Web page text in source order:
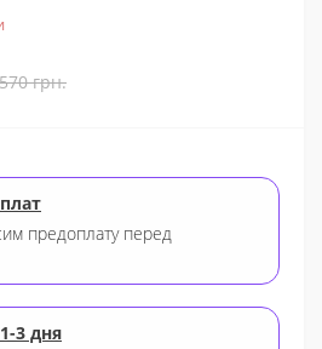
грн.
предоплату перед
3 дня